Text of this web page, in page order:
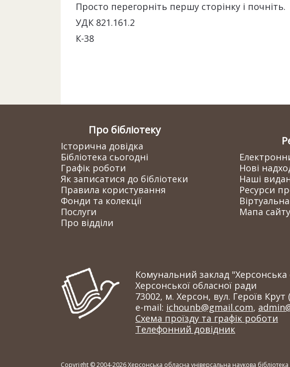
Просто перегорніть першу сторінку і почніть.
УДК 821.161.2
К-38
Про бібліотеку
Історична довідка
Бібліотека сьогодні
Графік роботи
Як записатися до бібліотеки
Правила користування
Фонди та колекції
Послуги
Про відділи
Нові
Наші
Ресурси
Мапа сайту
Комунальний заклад "Херсонська
Херсонської обласної ради
73002, м. Херсон, вул. Героїв
e-mail: ichounb@gmail.com,
Схема проїзду та графік роботи
Телефонний довідник
Copyright © 2004-2026 Херсонська обласна універсальна наукова